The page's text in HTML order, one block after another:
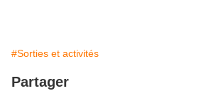
#Sorties et activités
Partager